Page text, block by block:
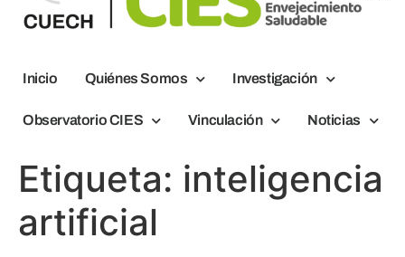
Inicio Quiénes Somos Investigación
Observatorio CIES Vinculación Noticias
Etiqueta: inteligencia
artificial